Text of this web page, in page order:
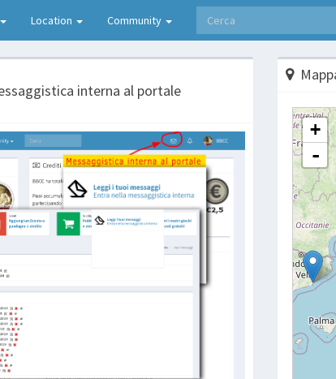
Location Community
interna al portale